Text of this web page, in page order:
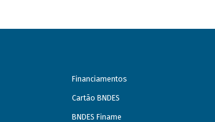
Financiamentos
Cartão BNDES
BNDES Finame